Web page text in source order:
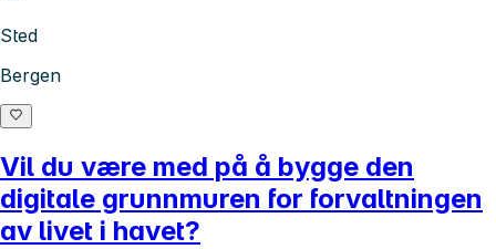
Sted
Bergen
Vil du være med på å bygge den
digitale grunnmuren for forvaltningen
av livet i havet?